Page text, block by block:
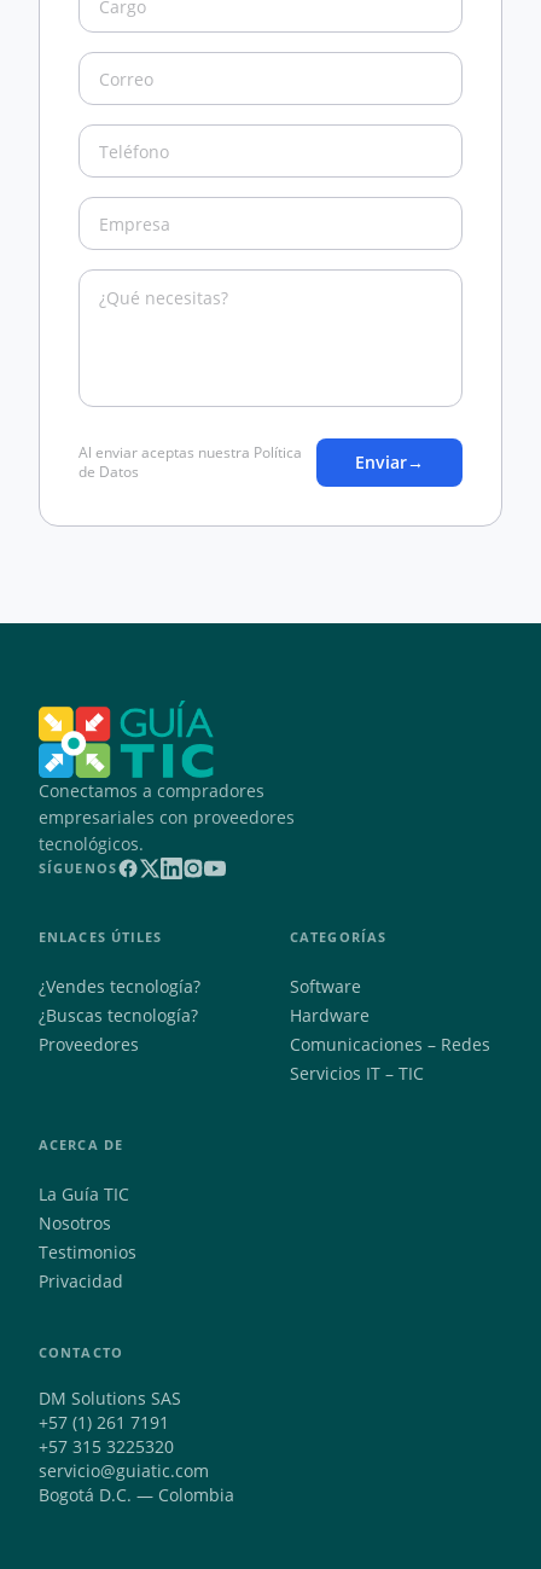
Al enviar aceptas nuestra Política
de Datos
Enviar→
Conectamos a compradores
empresariales con proveedores
tecnológicos.
SÍGUENOS
ENLACES ÚTILES
¿Vendes tecnología?
¿Buscas tecnología?
Proveedores
CATEGORÍAS
Software
Hardware
Comunicaciones – Redes
Servicios IT – TIC
ACERCA DE
La Guía TIC
Nosotros
Testimonios
Privacidad
CONTACTO
DM Solutions SAS
+57 (1) 261 7191
+57 315 3225320
servicio@guiatic.com
Bogotá D.C. — Colombia